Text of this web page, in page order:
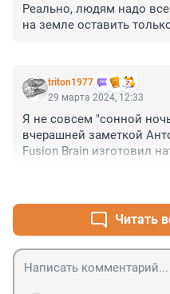
Реально, людям надо
на земле оставить
triton1977
29 марта 2024, 12:33
Я не совсем "сонной
вчерашней заметкой
Fusion Brain изготовил
Читать